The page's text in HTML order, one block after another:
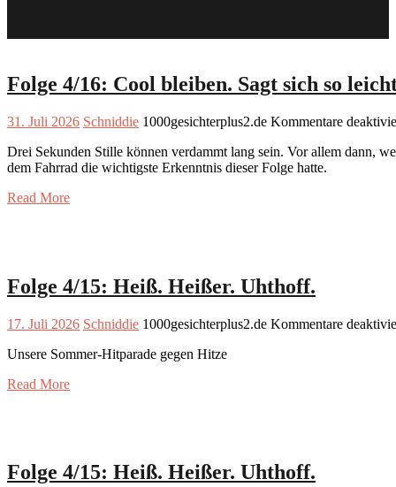
Folge 4/16: Cool bleiben. Sagt sich so
31. Juli 2026 Schniddie 1000gesichterplus2.de Kommentare
Drei Sekunden Stille können verdammt lang sein. Vor allem dann,
dem Fahrrad die wichtigste Erkenntnis dieser Folge hatte.
Read More
Folge 4/15: Heiß. Heißer. Uhthoff.
17. Juli 2026 Schniddie 1000gesichterplus2.de Kommentare
Unsere Sommer-Hitparade gegen Hitze
Read More
Folge 4/15: Heiß. Heißer. Uhthoff.